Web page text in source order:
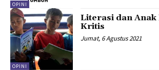
OPINI
OPINI
Literasi dan Anak
Kritis
Jumat, 6 Agustus 2021